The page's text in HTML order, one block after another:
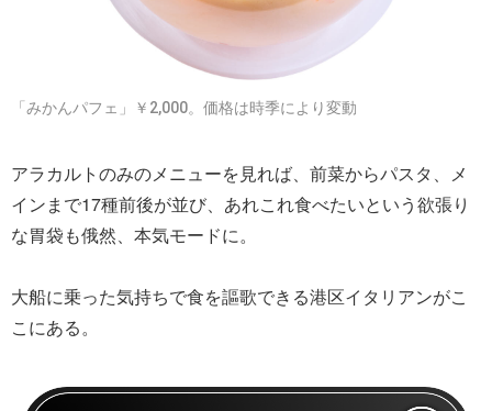
「みかんパフェ」￥2,000。価格は時季により変動
アラカルトのみのメニューを見れば、前菜からパスタ、メ
インまで17種前後が並び、あれこれ食べたいという欲張り
な胃袋も俄然、本気モードに。
大船に乗った気持ちで食を謳歌できる港区イタリアンがこ
こにある。